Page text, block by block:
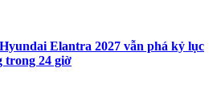
Elantra 2027 vẫn phá kỷ lục
trong 24 giờ